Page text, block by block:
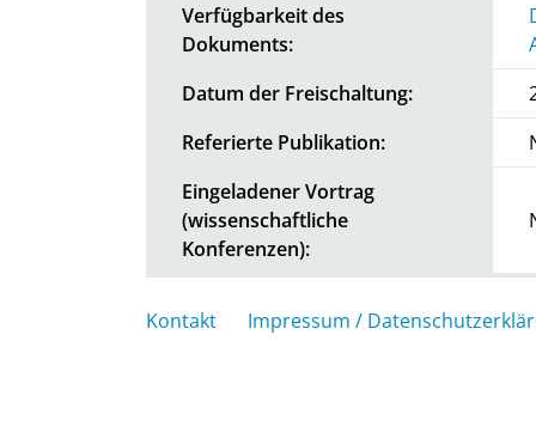
Verfügbarkeit des
Dokuments:
Datum der Freischaltung:
Referierte Publikation:
Eingeladener Vortrag
(wissenschaftliche
Konferenzen):
Kontakt Impressum /